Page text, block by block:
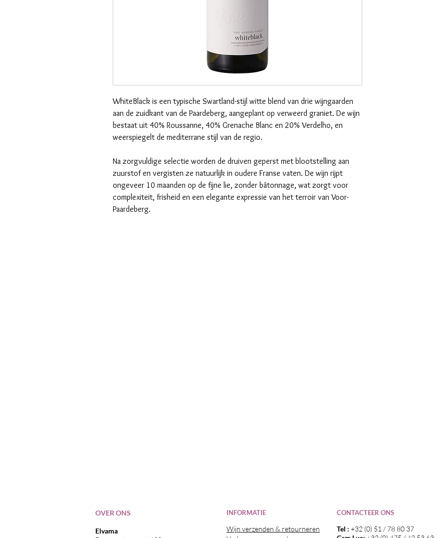
WhiteBlack is een typische Swartland-stijl witte blend van drie wijngaarden
aan de zuidkant van de Paardeberg, aangeplant op verweerd graniet. De wijn
bestaat uit 40% Roussanne, 40% Grenache Blanc en 20% Verdelho, en
weerspiegelt de mediterrane stijl van de regio.
Na zorgvuldige selectie worden de druiven geperst met blootstelling aan
zuurstof en vergisten ze natuurlijk in oudere Franse vaten. De wijn rijpt
ongeveer 10 maanden op de fijne lie, zonder bâtonnage, wat zorgt voor
complexiteit, frisheid en een elegante expressie van het terroir van Voor-
Paardeberg.
OVER ONS
Elvama
INFORMATIE
Wijn verzenden & retourneren
CONTACTEER ONS
Tel : +32 (0) 51 / 78 80 37